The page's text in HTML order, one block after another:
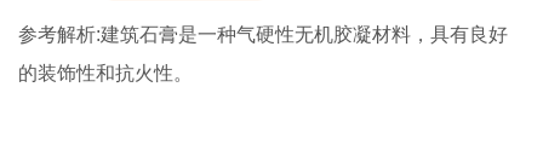
参考解析:建筑石膏是一种气硬性无机胶凝材料，具有良好
的装饰性和抗火性。